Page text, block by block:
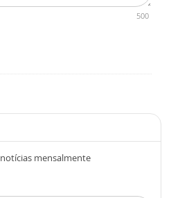
500
mensalmente